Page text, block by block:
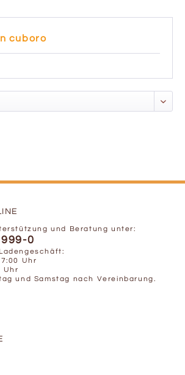
cuboro
und Beratung unter:
0
Uhr
Uhr
und Samstag nach Vereinbarung.